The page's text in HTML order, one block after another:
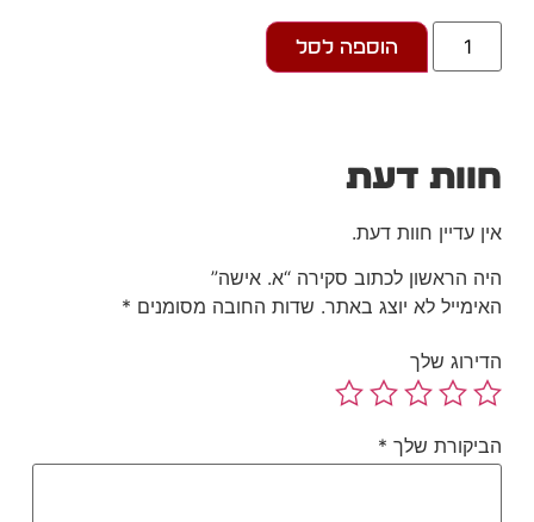
הוספה לסל
דעת
עדיין חוות דעת.
הראשון לכתוב סקירה “א. אישה”
לא יוצג באתר. שדות החובה מסומנים*
שלך
שלך *